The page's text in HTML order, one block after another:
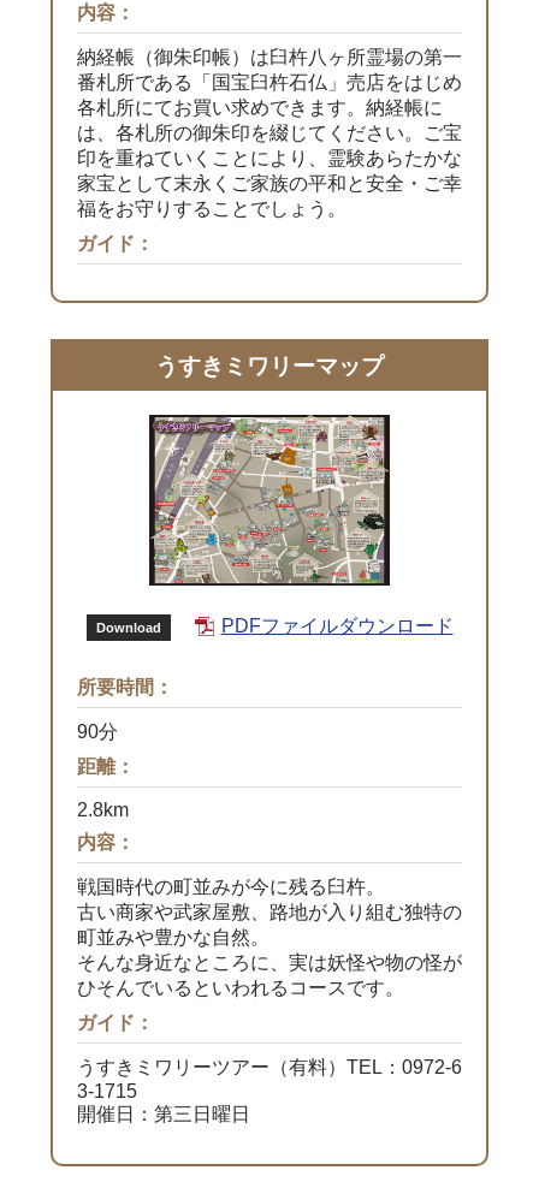
内容：
納経帳（御朱印帳）は臼杵八ヶ所霊場の第一
番札所である「国宝臼杵石仏」売店をはじめ
各札所にてお買い求めできます。納経帳に
は、各札所の御朱印を綴じてください。ご宝
印を重ねていくことにより、霊験あらたかな
家宝として末永くご家族の平和と安全・ご幸
福をお守りすることでしょう。
ガイド：
うすきミワリーマップ
Download PDFファイルダウンロード
所要時間：
90分
距離：
2.8km
内容：
戦国時代の町並みが今に残る臼杵。
古い商家や武家屋敷、路地が入り組む独特の
町並みや豊かな自然。
そんな身近なところに、実は妖怪や物の怪が
ひそんでいるといわれるコースです。
ガイド：
うすきミワリーツアー（有料）TEL：0972-6
3-1715
開催日：第三日曜日